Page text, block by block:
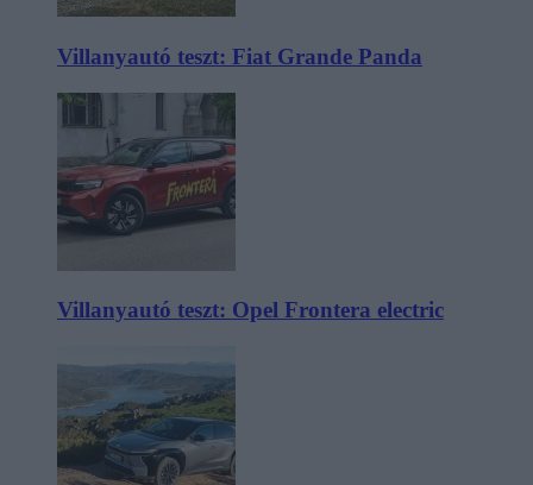
Villanyautó teszt: Fiat Grande Panda
Villanyautó teszt: Opel Frontera electric